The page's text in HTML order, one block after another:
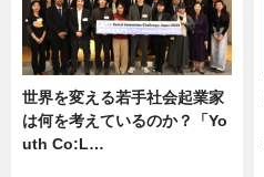
世界を変える若手社会起業家
は何を考えているのか？「Yo
uth Co:L…